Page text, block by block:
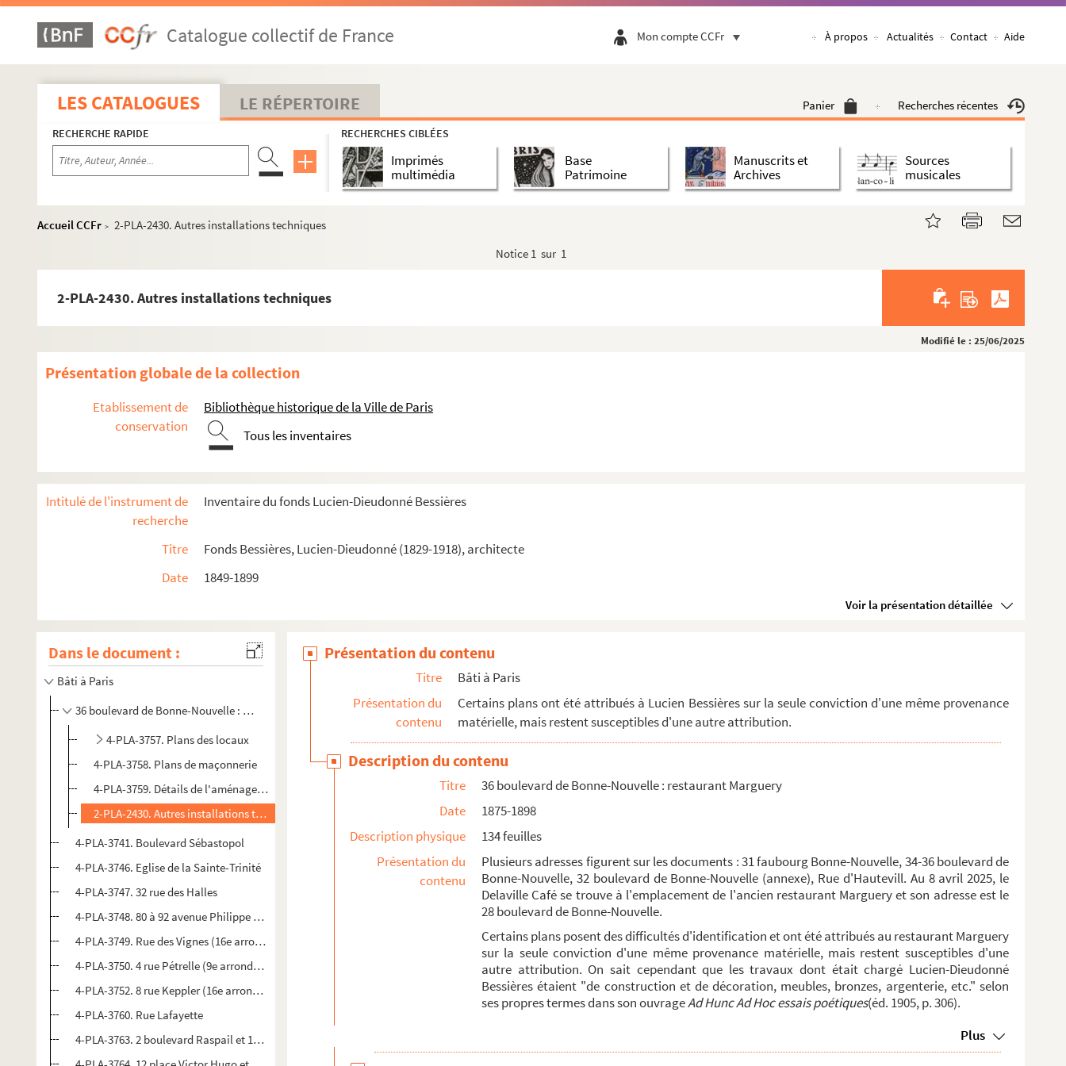
Catalogue collectif de France Mon compte CCFr À propos Actualités Contact Aide
LES CATALOGUES LE RÉPERTOIRE Panier Recherches récentes
RECHERCHE RAPIDE RECHERCHES CIBLÉES
Imprimés
multimédia
Base
Patrimoine
Manuscrits et
Archives
Sources
musicales
Accueil CCFr > 2-PLA-2430. Autres installations techniques
Notice 1 sur 1
2-PLA-2430. Autres installations techniques
Modifié le : 25/06/2025
Présentation globale de la collection
Etablissement de
conservation
Bibliothèque historique de la Ville de Paris
Tous les inventaires
Intitulé de l'instrument de
recherche
Inventaire du fonds Lucien-Dieudonné Bessières
Titre
Fonds Bessières, Lucien-Dieudonné (1829-1918), architecte
Date
1849-1899
Voir la présentation détaillée
Dans le document :
Bâti à Paris
36 boulevard de Bonne-Nouvelle : restaurant Marguery
4-PLA-3757. Plans des locaux
4-PLA-3758. Plans de maçonnerie
4-PLA-3759. Détails de l'aménagement et de la décoration intérieurs
2-PLA-2430. Autres installations techniques
4-PLA-3741. Boulevard Sébastopol
4-PLA-3746. Eglise de la Sainte-Trinité
4-PLA-3747. 32 rue des Halles
4-PLA-3748. 80 à 92 avenue Philippe Auguste
4-PLA-3749. Rue des Vignes (16e arrondissement), Château des Fleurs
4-PLA-3750. 4 rue Pétrelle (9e arrondissement)
4-PLA-3752. 8 rue Keppler (16e arrondissement)
4-PLA-3760. Rue Lafayette
4-PLA-3763. 2 boulevard Raspail et 131 rue du Faubourg-Saint-Honoré
Présentation du contenu
Titre
Bâti à Paris
Présentation du
contenu
Certains plans ont été attribués à Lucien Bessières sur la seule conviction d'une même provenance
matérielle, mais restent susceptibles d'une autre attribution.
Description du contenu
Titre
36 boulevard de Bonne-Nouvelle : restaurant Marguery
Date
1875-1898
Description physique
134 feuilles
Présentation du
contenu
Plusieurs adresses figurent sur les documents : 31 faubourg Bonne-Nouvelle, 34-36 boulevard de
Bonne-Nouvelle, 32 boulevard de Bonne-Nouvelle (annexe), Rue d'Hautevill. Au 8 avril 2025, le
Delaville Café se trouve à l'emplacement de l'ancien restaurant Marguery et son adresse est le
28 boulevard de Bonne-Nouvelle.
Certains plans posent des difficultés d'identification et ont été attribués au restaurant Marguery
sur la seule conviction d'une même provenance matérielle, mais restent susceptibles d'une
autre attribution. On sait cependant que les travaux dont était chargé Lucien-Dieudonné
Bessières étaient "de construction et de décoration, meubles, bronzes, argenterie, etc." selon
ses propres termes dans son ouvrageAd Hunc Ad Hoc essais poétiques(éd. 1905, p. 306).
Plus